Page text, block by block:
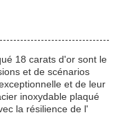
18 carats d'or sont le
et de scénarios
et de leur
inoxydable plaqué
la résilience de l'